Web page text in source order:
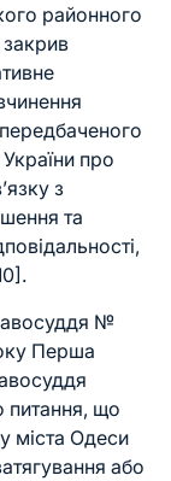
районного
про
з
та
.
№
Перша
питання, що
міста Одеси
або